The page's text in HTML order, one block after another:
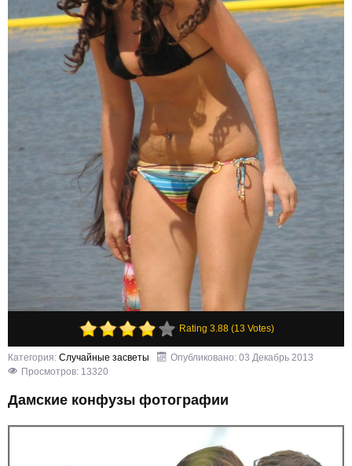
Rating 3.88 (13 Votes)
Категория: Случайные засветы
Опубликовано: 03 Декабрь 2013
Просмотров: 13320
Дамские конфузы фотографии